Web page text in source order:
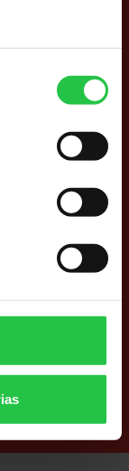
a pacientes y
a
de confianza
en la